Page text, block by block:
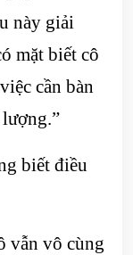
này giải
mặt biết cô
cần bàn
biết điều
vẫn vô cùng